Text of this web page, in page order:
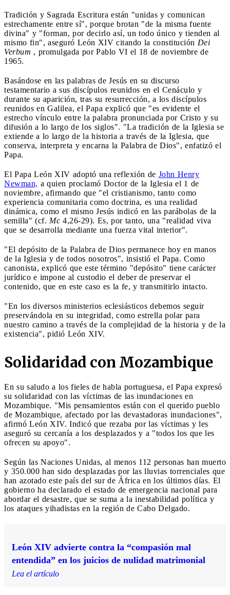
Tradición y Sagrada Escritura están "unidas y comunican
estrechamente entre sí", porque brotan "de la misma fuente
divina" y "forman, por decirlo así, un todo único y tienden al
mismo fin", aseguró León XIV citando la constitución Dei
Verbum , promulgada por Pablo VI el 18 de noviembre de
1965.
Basándose en las palabras de Jesús en su discurso
testamentario a sus discípulos reunidos en el Cenáculo y
durante su aparición, tras su resurrección, a los discípulos
reunidos en Galilea, el Papa explicó que "es evidente el
estrecho vínculo entre la palabra pronunciada por Cristo y su
difusión a lo largo de los siglos". "La tradición de la Iglesia se
extiende a lo largo de la historia a través de la Iglesia, que
conserva, interpreta y encarna la Palabra de Dios", enfatizó el
Papa.
El Papa León XIV adoptó una reflexión de John Henry
Newman, a quien proclamó Doctor de la Iglesia el 1 de
noviembre, afirmando que "el cristianismo, tanto como
experiencia comunitaria como doctrina, es una realidad
dinámica, como el mismo Jesús indicó en las parábolas de la
semilla" (cf. Mc 4,26-29). Es, por tanto, una "realidad viva
que se desarrolla mediante una fuerza vital interior".
"El depósito de la Palabra de Dios permanece hoy en manos
de la Iglesia y de todos nosotros", insistió el Papa. Como
canonista, explicó que este término "depósito" tiene carácter
jurídico e impone al custodio el deber de preservar el
contenido, que en este caso es la fe, y transmitirlo intacto.
"En los diversos ministerios eclesiásticos debemos seguir
preservándola en su integridad, como estrella polar para
nuestro camino a través de la complejidad de la historia y de la
existencia", pidió León XIV.
Solidaridad con Mozambique
En su saludo a los fieles de habla portuguesa, el Papa expresó
su solidaridad con las víctimas de las inundaciones en
Mozambique. "Mis pensamientos están con el querido pueblo
de Mozambique, afectado por las devastadoras inundaciones",
afirmó León XIV. Indicó que rezaba por las víctimas y les
aseguró su cercanía a los desplazados y a "todos los que les
ofrecen su apoyo".
Según las Naciones Unidas, al menos 112 personas han muerto
y 350.000 han sido desplazadas por las lluvias torrenciales que
han azotado este país del sur de África en los últimos días. El
gobierno ha declarado el estado de emergencia nacional para
abordar el desastre, que se suma a la inestabilidad política y
los ataques yihadistas en la región de Cabo Delgado.
León XIV advierte contra la “compasión mal
entendida” en los juicios de nulidad matrimonial
Lea el artículo